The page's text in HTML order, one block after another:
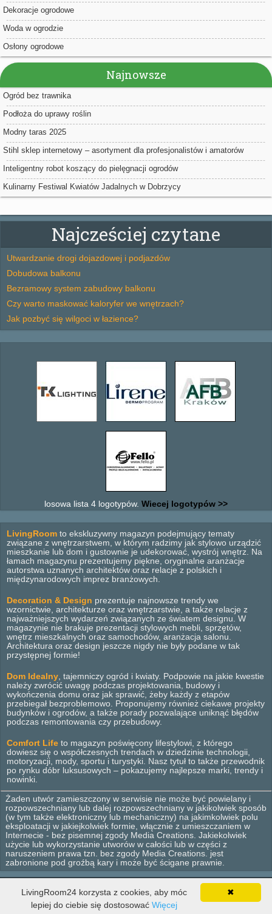
Dekoracje ogrodowe
Woda w ogrodzie
Osłony ogrodowe
Najnowsze
Ogród bez trawnika
Podłoża do uprawy roślin
Modny taras 2025
Stihl sklep internetowy – asortyment dla profesjonalistów i amatorów
Inteligentny robot koszący do pielęgnacji ogrodów
Kulinarny Festiwal Kwiatów Jadalnych w Dobrzycy
Najcześciej czytane
Utwardzanie drogi dojazdowej i podjazdów
Dobudowa balkonu
Bezramowy system zabudowy balkonu
Czy warto maskować kaloryfer we wnętrzach?
Jak pozbyć się wilgoci w łazience?
losowa lista 4 logotypów. Wiecej logotypów >>
LivingRoom to ekskluzywny magazyn podejmujący tematy
związane z wnętrzarstwem, w którym radzimy jak stylowo urządzić
mieszkanie lub dom i gustownie je udekorować, wystrój wnętrz. Na
łamach magazynu prezentujemy piękne, oryginalne aranżacje
autorstwa uznanych architektów oraz relacje z polskich i
międzynarodowych imprez branżowych.
Decoration & Design prezentuje najnowsze trendy we
wzornictwie, architekturze oraz wnętrzarstwie, a także relacje z
najważniejszych wydarzeń związanych ze światem designu. W
magazynie nie brakuje prezentacji stylowych mebli, sprzętów,
wnętrz mieszkalnych oraz samochodów, aranżacja salonu.
Architektura oraz design jeszcze nigdy nie były podane w tak
przystępnej formie!
Dom Idealny , tajemniczy ogród i kwiaty. Podpowie na jakie kwestie
należy zwrócić uwagę podczas projektowania, budowy i
wykończenia domu oraz jak sprawić, żeby każdy z etapów
przebiegał bezproblemowo. Proponujemy również ciekawe projekty
budynków i ogrodów, a także porady pozwalające uniknąć błędów
podczas remontowania czy przebudowy.
Comfort Life to magazyn poświęcony lifestylowi, z którego
dowiesz się o współczesnych trendach w dziedzinie technologii,
motoryzacji, mody, sportu i turystyki. Nasz tytuł to także przewodnik
po rynku dóbr luksusowych – pokazujemy najlepsze marki, trendy i
nowinki.
Żaden utwór zamieszczony w serwisie nie może być powielany i
rozpowszechniany lub dalej rozpowszechniany w jakikolwiek sposób
(w tym także elektroniczny lub mechaniczny) na jakimkolwiek polu
eksploatacji w jakiejkolwiek formie, włącznie z umieszczaniem w
Internecie - bez pisemnej zgody Media Creations. Jakiekolwiek
użycie lub wykorzystanie utworów w całości lub w części z
naruszeniem prawa tzn. bez zgody Media Creations. jest
zabronione pod groźbą kary i może być ścigane prawnie.
© 2012 - 2026 Media Creations. Wszelkie prawa zastrzeżone.
Wnętrza
Dom Ogród Lifestyle Design Wyposażenie
✖
LivingRoom24 korzysta z cookies, aby móc
lepiej do ciebie się dostosować Więcej